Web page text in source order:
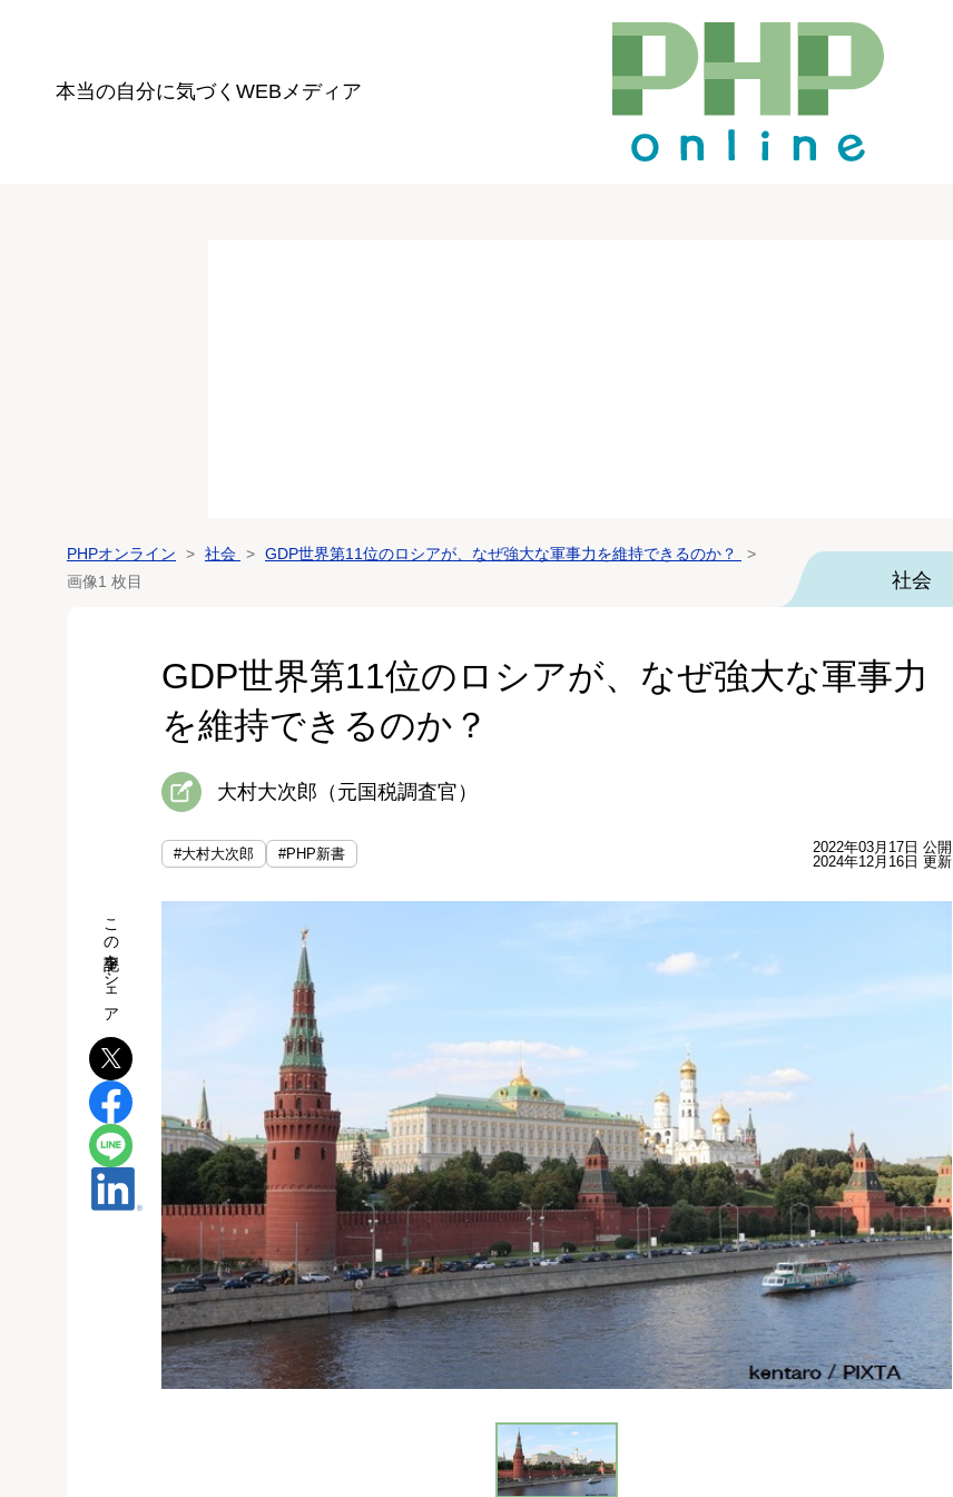
本当の自分に気づく WEBメディア
PHPオンライン 社会
GDP世界第11位のロシアが、なぜ強大な軍事力を維持できるのか？
画像1 枚目
社会
GDP世界第11位のロシアが、なぜ強大な軍事力
を維持できるのか？
大村大次郎（元国税調査官）
#大村大次郎 #PHP新書
2022年03月17日 公開
2024年12月16日 更新
この記事をシェア